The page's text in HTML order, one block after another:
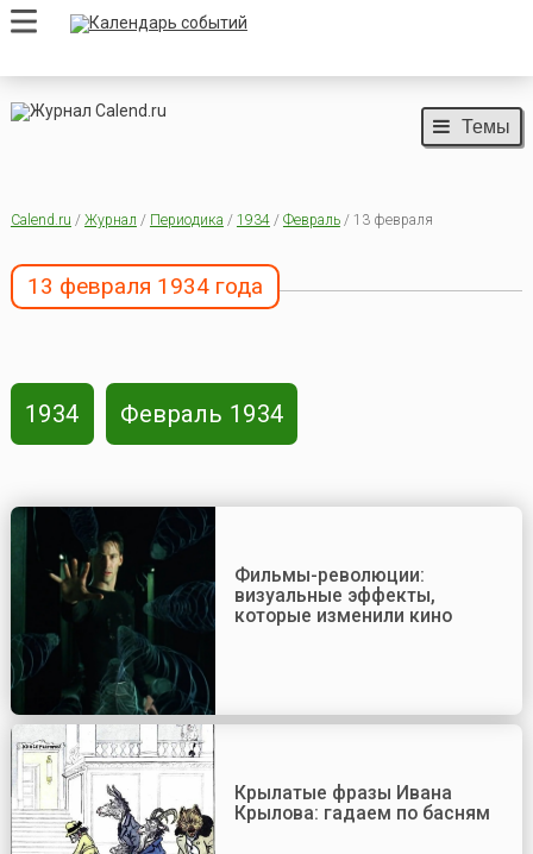
Темы
Calend.ru / Журнал / Периодика / 1934/ Февраль/ 13 февраля
13 февраля 1934 года
1934 Февраль 1934
Фильмы-революции:
визуальные эффекты,
которые изменили кино
Крылатые фразы Ивана
Крылова: гадаем по басням